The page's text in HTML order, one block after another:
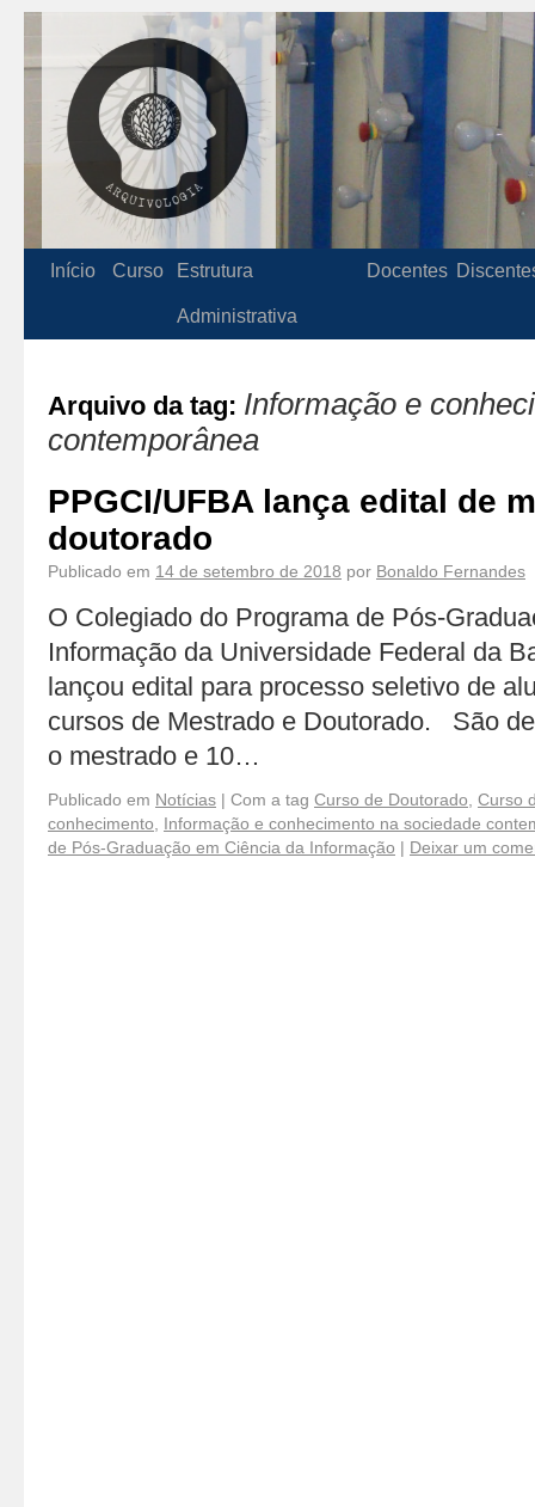
Início Curso Estrutura
Administrativa
Docentes
Arquivo da tag: Informação e
contemporânea
PPGCI/UFBA lança edital de
doutorado
Publicado em 14 de setembro de 2018 por Bonaldo Fernandes
O Colegiado do Programa de Pós-
Informação da Universidade Federal da
lançou edital para processo seletivo de
cursos de Mestrado e Doutorado. São
o mestrado e 10…
Publicado em Notícias | Com a tag Curso de Doutorado Curso
conhecimento
Informação e conhecimento na sociedade
de Pós-Graduação em Ciência da Informação | Deixar um